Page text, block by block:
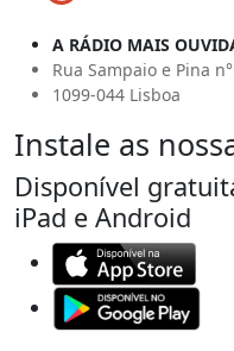
A RÁDIO MAIS
Rua Sampaio e Pina
1099-044 Lisboa
Instale as
Disponível
iPad e Android